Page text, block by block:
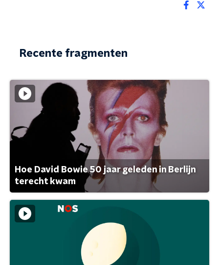
Recente fragmenten
Hoe David Bowie 50 jaar geleden in Berlijn
terecht kwam